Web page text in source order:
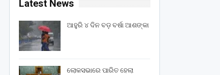
Latest News
ଆହୁରି ୪ ଦିନ ବଡ଼ ବର୍ଷା ଆଶଙ୍କା
ଲୋକସଭାରେ ପାରିତ ହେଲା